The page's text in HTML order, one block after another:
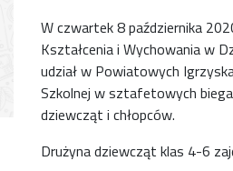
W czwartek 8 października
Kształcenia i Wychowania w
udział w Powiatowych
Szkolnej w sztafetowych
dziewcząt i chłopców.
Drużyna dziewcząt klas 4-6